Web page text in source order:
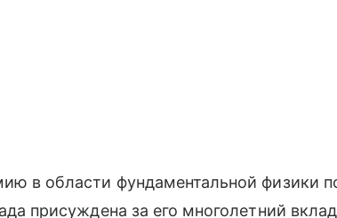
в области фундаментальной физики
присуждена за его многолетний